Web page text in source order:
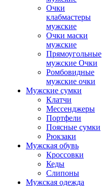
Очки
клабмастеры
мужские
Очки маски
мужские
Прямоугольные
мужские Очки
Ромбовидные
мужские очки
Мужские сумки
Клатчи
Мессенджеры
Портфели
Поясные сумки
Рюкзаки
Мужская обувь
Кроссовки
Кеды
Слипоны
Мужская одежда